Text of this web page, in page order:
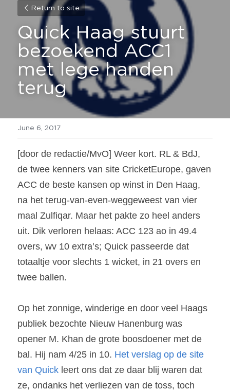
Return to site
Quick Haag stuurt
bezoekend ACC1
met lege handen
terug
June 6, 2017
[door de redactie/MvO] Weer kort. RL & BdJ,
de twee kenners van site CricketEurope, gaven
ACC de beste kansen op winst in Den Haag,
na het terug-van-even-weggeweest van vier
maal Zulfiqar. Maar het pakte zo heel anders
uit. Dik verloren helaas: ACC 123 ao in 49.4
overs, wv 10 extra’s; Quick passeerde dat
totaaltje voor slechts 1 wicket, in 21 overs en
twee ballen.
Op het zonnige, winderige en door veel Haags
publiek bezochte Nieuw Hanenburg was
opener M. Khan de grote boosdoener met de
bal. Hij nam 4/25 in 10. Het verslag op de site
van Quick leert ons dat ze daar blij waren dat
ze, ondanks het verliezen van de toss, toch